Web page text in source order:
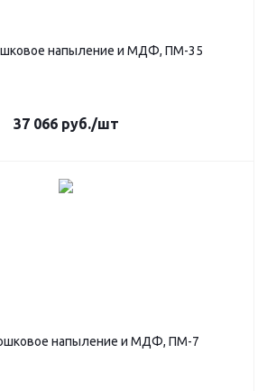
напыление и МДФ, ПМ-35
37 066руб./шт
напыление и МДФ, ПМ-7